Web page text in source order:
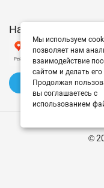
Наш рейтинг на
✍️ Оставить отзыв
©
Мы используем
позволяет нам
взаимодействие
сайтом и делать
Продолжая
вы соглашаетесь с
использованием